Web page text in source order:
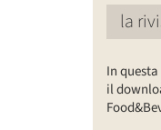
la
In
il